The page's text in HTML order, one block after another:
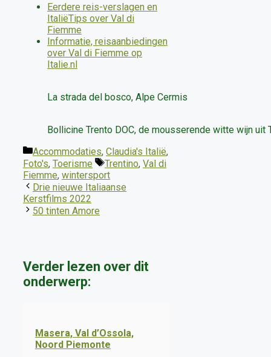
Eerdere reis-verslagen en
ItaliëTips over Val di
Fiemme
Informatie, reisaanbiedingen
over Val di Fiemme op
Italie.nl
La strada del bosco, Alpe Cermis
Bollicine Trento DOC, de mousserende witte wijn uit
Categorieën
Accommodaties, Claudia's Italië,
Foto's, Toerisme Tags
Trentino, Val di
Fiemme, wintersport
Drie nieuwe Italiaanse
Kerstfilms 2022
50 tinten Amore
Verder lezen over dit
onderwerp:
Masera, Val d’Ossola,
Noord Piemonte